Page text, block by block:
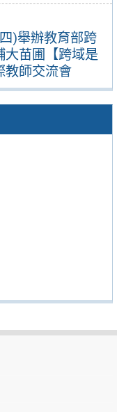
)舉辦教育部跨
大苗圃【跨域是
教師交流會